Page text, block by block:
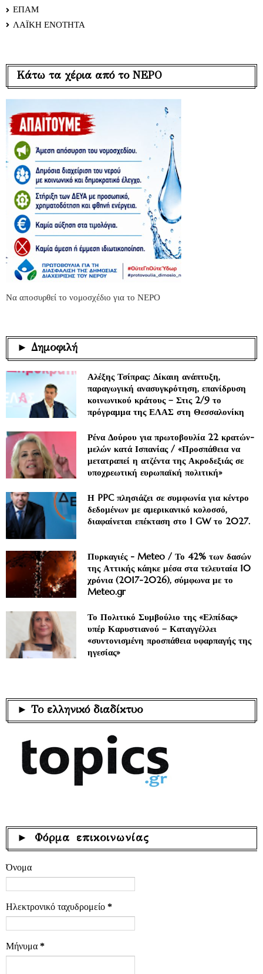
ΕΠΑΜ
ΛΑΪΚΗ ΕΝΟΤΗΤΑ
Κάτω τα χέρια από το ΝΕΡΟ
Να αποσυρθεί το νομοσχέδιο για το ΝΕΡΟ
► Δημοφιλή
Αλέξης Τσίπρας: Δίκαιη ανάπτυξη,
παραγωγική ανασυγκρότηση, επανίδρυση
κοινωνικού κράτους – Στις 2/9 το
πρόγραμμα της ΕΛΑΣ στη Θεσσαλονίκη
Ρένα Δούρου για πρωτοβουλία 22 κρατών-
μελών κατά Ισπανίας / «Προσπάθεια να
μετατραπεί η ατζέντα της Ακροδεξιάς σε
υποχρεωτική ευρωπαϊκή πολιτική»
Η PPC πλησιάζει σε συμφωνία για κέντρο
δεδομένων με αμερικανικό κολοσσό,
διαφαίνεται επέκταση στο 1 GW το 2027.
Πυρκαγιές - Meteo / Το 42% των δασών
της Αττικής κάηκε μέσα στα τελευταία 10
χρόνια (2017-2026), σύμφωνα με το
Meteo.gr
Το Πολιτικό Συμβούλιο της «Ελπίδας»
υπέρ Καρυστιανού – Καταγγέλλει
«συντονισμένη προσπάθεια υφαρπαγής της
ηγεσίας»
► Το ελληνικό διαδίκτυο
► Φόρμα επικοινωνίας
Όνομα
Ηλεκτρονικό ταχυδρομείο *
Μήνυμα *